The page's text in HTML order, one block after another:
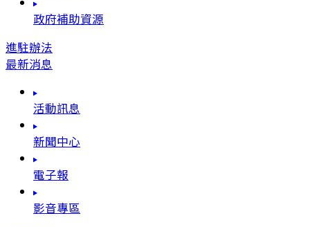
政府補助資源
進駐辦法
最新消息
活動訊息
新聞中心
電子報
影音專區